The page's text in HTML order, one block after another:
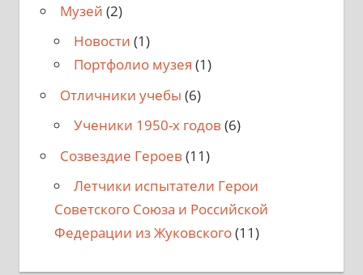
Музей (2)
Новости (1)
Портфолио музея (1)
Отличники учебы (6)
Ученики 1950-х годов (6)
Созвездие Героев (11)
Летчики испытатели Герои
Советского Союза и Российской
Федерации из Жуковского(11)